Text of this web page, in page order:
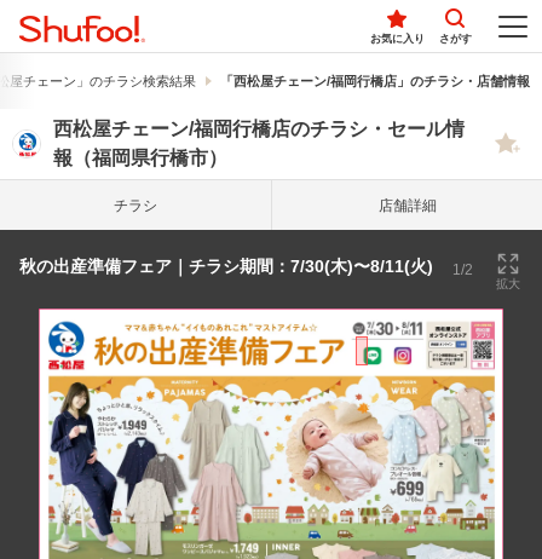
お気に入り さがす
屋チェーン」のチラシ検索結果 「西松屋チェーン/福岡行橋店」のチラシ・店舗情報
西松屋チェーン/福岡行橋店のチラシ・セール情
報（福岡県行橋市）
チラシ 店舗詳細
秋の出産準備フェア｜チラシ期間：7/30(木)〜8/11(火) 1/2
拡大